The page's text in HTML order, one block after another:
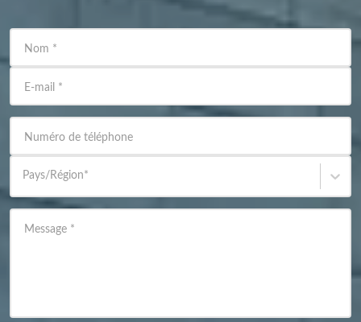
Nom *
E-mail *
Numéro de téléphone
Pays/Région*
Message *